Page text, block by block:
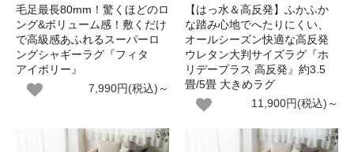
毛足最長80mm！驚くほどのロ
ング&ボリューム感！敷くだけ
で高級感あふれるスーパーロ
ングシャギーラグ『フィタ
アイボリー』
7,990円(税込)～
【はっ水＆高反発】ふかふか
な踏み心地でへたりにくい、
オールシーズン快適な高反発
ウレタン大判サイズラグ『ホ
リデープラス 高反発』約3.5
畳/5畳 大きめラグ
11,900円(税込)～